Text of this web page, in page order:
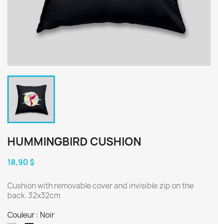
HUMMINGBIRD CUSHION
18,90 $
Cushion with removable cover and invisible zip on the
back. 32x32cm
Couleur : Noir